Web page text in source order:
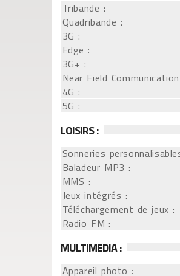
Tribande :
Quadribande :
3G :
Edge :
3G+ :
Near Field
4G :
5G :
LOISIRS :
Sonneries
Baladeur MP3 :
MMS :
Jeux intégrés :
Téléchargement de jeux :
Radio FM :
MULTIMEDIA :
Appareil photo :